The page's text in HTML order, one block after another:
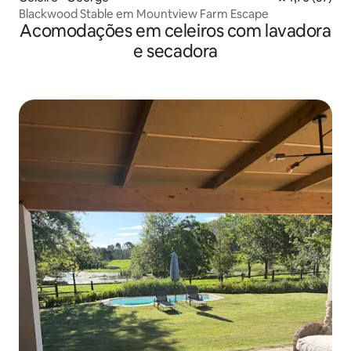
Blackwood Stable em Mountview Farm Escape
Acomodações em celeiros com lavadora
e secadora